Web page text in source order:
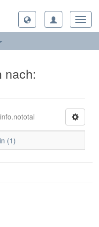
nach:
(1)